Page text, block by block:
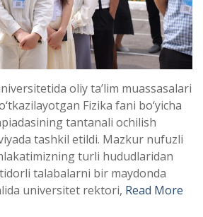
oliy ta’lim muassasalari
Fizika fani bo‘yicha
tantanali ochilish
tashkil etildi. Mazkur nufuzli
turli hududlaridan
talabalarni bir maydonda
universitet rektori, Read More